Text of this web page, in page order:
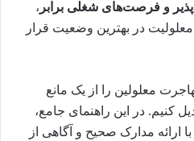
و فرصت‌های شغلی برابر ،
معلولیت در بهترین وضعیت قرار
معلولین را از یک مانع
کنیم. در این راهنمای جامع،
ارائه مدارک صحیح و آگاهی از